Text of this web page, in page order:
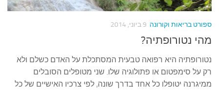
עצות סבתא
נווה הבלוגים
פינת הנכד
כתבו אלינו
ספורט בריאות וקורונה 9 ביוני, 2014
מהי נטורופתיה?
נטורופתיה היא רפואה טבעית המסתכלת על האדם כשלם ולא
רק על סימפטום או פתולוגיה שלו. שני מטופלים הסובלים
ממיגרנה יטופלו כל אחד בדרך שונה, לפי צרכיו האישיים של כל